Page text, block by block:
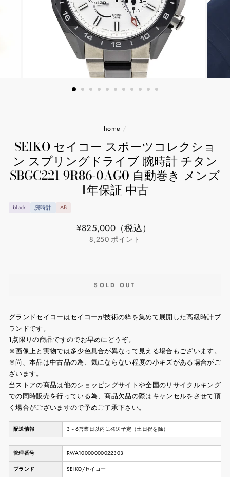
home /
SEIKO セイコー スポーツコレクショ
ン スプリングドライブ 腕時計 チタン
SBGC221 9R86-0AG0 自動巻き メンズ
1年保証 中古
black 腕時計 AB
通
¥825,000 （税込）
8,250 ポイント
SOLD OUT
グランドセイコーはセイコーが技術の粋を集めて展開した高級時計ブ
ランドです。
1点限りの商品ですのでお早めにどうぞ。
※画像上と実物では多少色具合が異なって見える場合もございます。
※尚、本品は中古品の為、気にならない程度の小キズがある場合がご
ざいます。
当ストアの商品は他のショッピングサイトや全国のリサイクルキング
での同時販売を行っている為、商品欠品の際はキャンセルをさせて頂
く場合がございますので予めご了承下さい。
配送情報 3～6営業日以内に発送予定（土日祝を除）
管理番号 RWA10000000022303
ブランド SEIKO/セイコー